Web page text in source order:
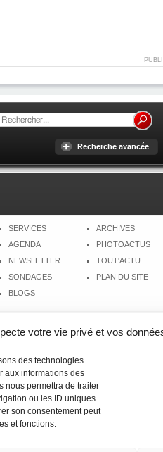
votre vie privé et vos
des technologies
aux informations des
nous permettra de traiter
ou les ID uniques
son consentement peut
et fonctions.
Recherche avancée
SERVICES
AGENDA
NEWSLETTER
SONDAGES
BLOGS
ARCHIVES
PHOTOACTUS
TOUT'ACTU
PLAN DU SITE